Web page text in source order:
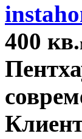
400 кв.